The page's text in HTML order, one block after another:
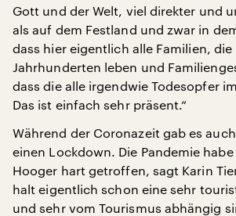
Gott und der Welt, viel direkter und
als auf dem Festland und zwar in
dass hier eigentlich alle Familien, die
Jahrhunderten leben und
dass die alle irgendwie Todesopfer
Das ist einfach sehr präsent.“
Während der Coronazeit gab es
einen Lockdown. Die Pandemie
Hooger hart getroffen, sagt Karin
halt eigentlich schon eine sehr
und sehr vom Tourismus abhängig